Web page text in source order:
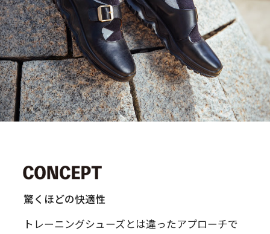
驚くほどの快適性
トレーニングシューズとは違ったアプローチで